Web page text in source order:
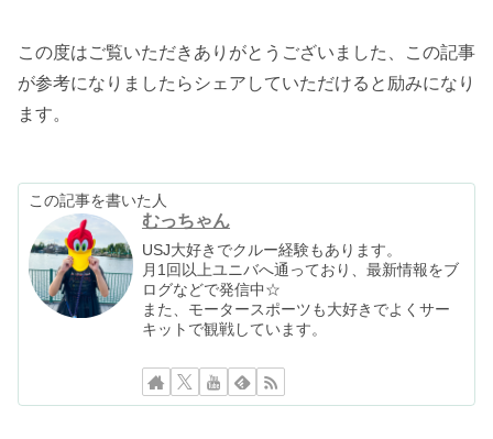
この度はご覧いただきありがとうございました、この記事
が参考になりましたらシェアしていただけると励みになり
ます。
この記事を書いた人
むっちゃん
USJ大好きでクルー経験もあります。
月1回以上ユニバへ通っており、最新情報をブ
ログなどで発信中☆
また、モータースポーツも大好きでよくサー
キットで観戦しています。